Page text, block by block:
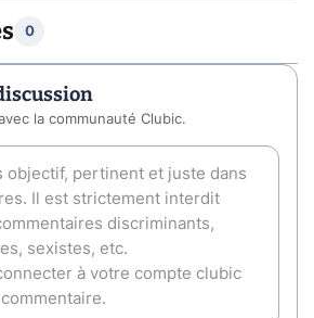
0
la communauté Clubic.